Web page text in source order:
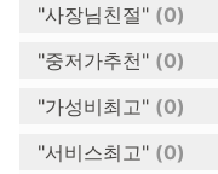
"사장님친절" (0)
"중저가추천" (0)
"가성비최고" (0)
"서비스최고" (0)